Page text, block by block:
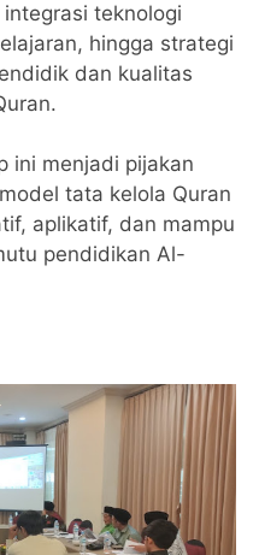
teknologi
hingga strategi
dan kualitas
ini menjadi pijakan
tata kelola Quran
aplikatif, dan mampu
pendidikan Al-